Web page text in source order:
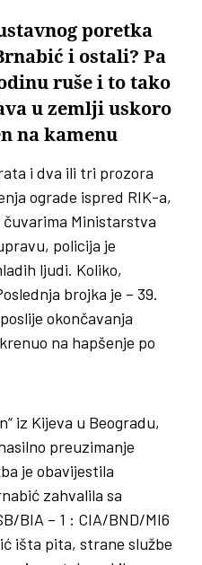
poretka
i ostali? Pa
ruše i to tako
u zemlji uskoro
na kamenu
i dva ili tri prozora
ograde ispred RIK-a,
Ministarstva
policija je
ljudi. Koliko,
brojka je – 39.
okončavanja
na hapšenje po
iz Kijeva u Beogradu,
preuzimanje
je obavijestila
zahvalila sa
BIA – 1 : CIA/BND/MI6
išta pita, strane službe